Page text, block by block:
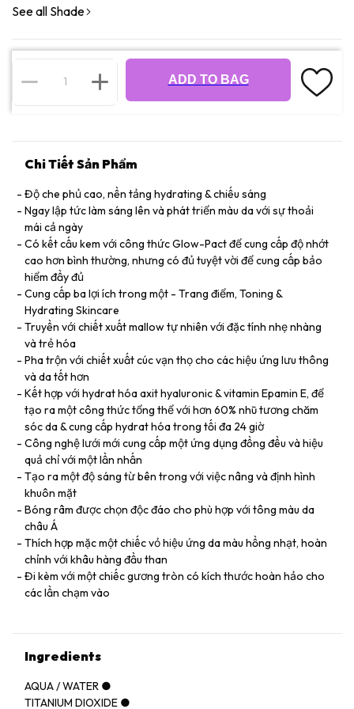
See all Shade
ADD TO BAG
Chi Tiết Sản Phẩm
Độ che phủ cao, nền tảng hydrating & chiếu sáng
Ngay lập tức làm sáng lên và phát triển màu da với sự thoải
mái cả ngày
Có kết cấu kem với công thức Glow-Pact để cung cấp độ nhớt
cao hơn bình thường, nhưng có đủ tuyệt vời để cung cấp bảo
hiểm đầy đủ
Cung cấp ba lợi ích trong một - Trang điểm, Toning &
Hydrating Skincare
Truyền với chiết xuất mallow tự nhiên với đặc tính nhẹ nhàng
và trẻ hóa
Pha trộn với chiết xuất cúc vạn thọ cho các hiệu ứng lưu thông
và da tốt hơn
Kết hợp với hydrat hóa axit hyaluronic & vitamin Epamin E, để
tạo ra một công thức tổng thể với hơn 60% nhũ tương chăm
sóc da & cung cấp hydrat hóa trong tối đa 24 giờ
Công nghệ lưới mới cung cấp một ứng dụng đồng đều và hiệu
quả chỉ với một lần nhấn
Tạo ra một độ sáng từ bên trong với việc nâng và định hình
khuôn mặt
Bóng râm được chọn độc đáo cho phù hợp với tông màu da
châu Á
Thích hợp mặc một chiếc vỏ hiệu ứng da màu hồng nhạt, hoàn
chỉnh với khâu hàng đầu than
Đi kèm với một chiếc gương tròn có kích thước hoàn hảo cho
các lần chạm vào
Ingredients
AQUA / WATER ●
TITANIUM DIOXIDE ●